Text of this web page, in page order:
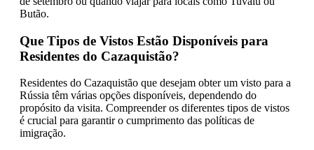
Butão.
Que Tipos de Vistos Estão Disponíveis para
Residentes do Cazaquistão?
Residentes do Cazaquistão que desejam obter um visto para a
Rússia têm várias opções disponíveis, dependendo do
propósito da visita. Compreender os diferentes tipos de vistos
é crucial para garantir o cumprimento das políticas de
imigração.